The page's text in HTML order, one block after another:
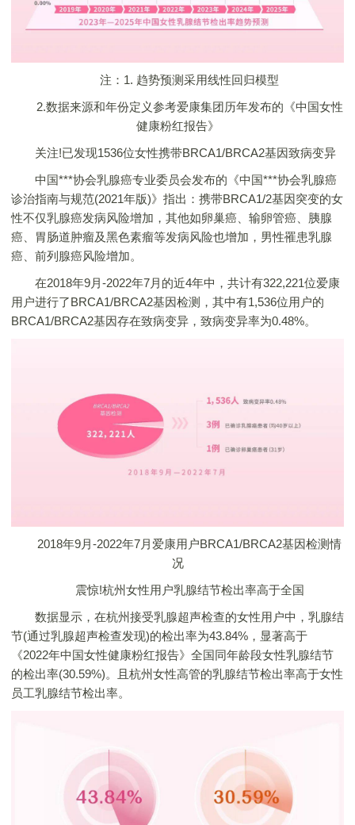
注：1. 趋势预测采用线性回归模型
2.数据来源和年份定义参考爱康集团历年发布的《中国女性
健康粉红报告》
关注!已发现1536位女性携带BRCA1/BRCA2基因致病变异
中国***协会乳腺癌专业委员会发布的《中国***协会乳腺癌
诊治指南与规范(2021年版)》指出：携带BRCA1/2基因突变的女
性不仅乳腺癌发病风险增加，其他如卵巢癌、输卵管癌、胰腺
癌、胃肠道肿瘤及黑色素瘤等发病风险也增加，男性罹患乳腺
癌、前列腺癌风险增加。
在2018年9月-2022年7月的近4年中，共计有322,221位爱康
用户进行了BRCA1/BRCA2基因检测，其中有1,536位用户的
BRCA1/BRCA2基因存在致病变异，致病变异率为0.48%。
2018年9月-2022年7月爱康用户BRCA1/BRCA2基因检测情
况
震惊!杭州女性用户乳腺结节检出率高于全国
数据显示，在杭州接受乳腺超声检查的女性用户中，乳腺结
节(通过乳腺超声检查发现)的检出率为43.84%，显著高于
《2022年中国女性健康粉红报告》全国同年龄段女性乳腺结节
的检出率(30.59%)。且杭州女性高管的乳腺结节检出率高于女性
员工乳腺结节检出率。